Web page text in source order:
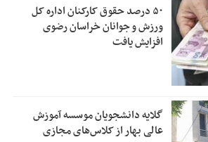
۵۰ درصد حقوق کارکنان اداره کل
ورزش و جوانان خراسان رضوی
افزایش یافت
گلایه دانشجویان موسسه آموزش
عالی بهار از کلاس‌های مجازی